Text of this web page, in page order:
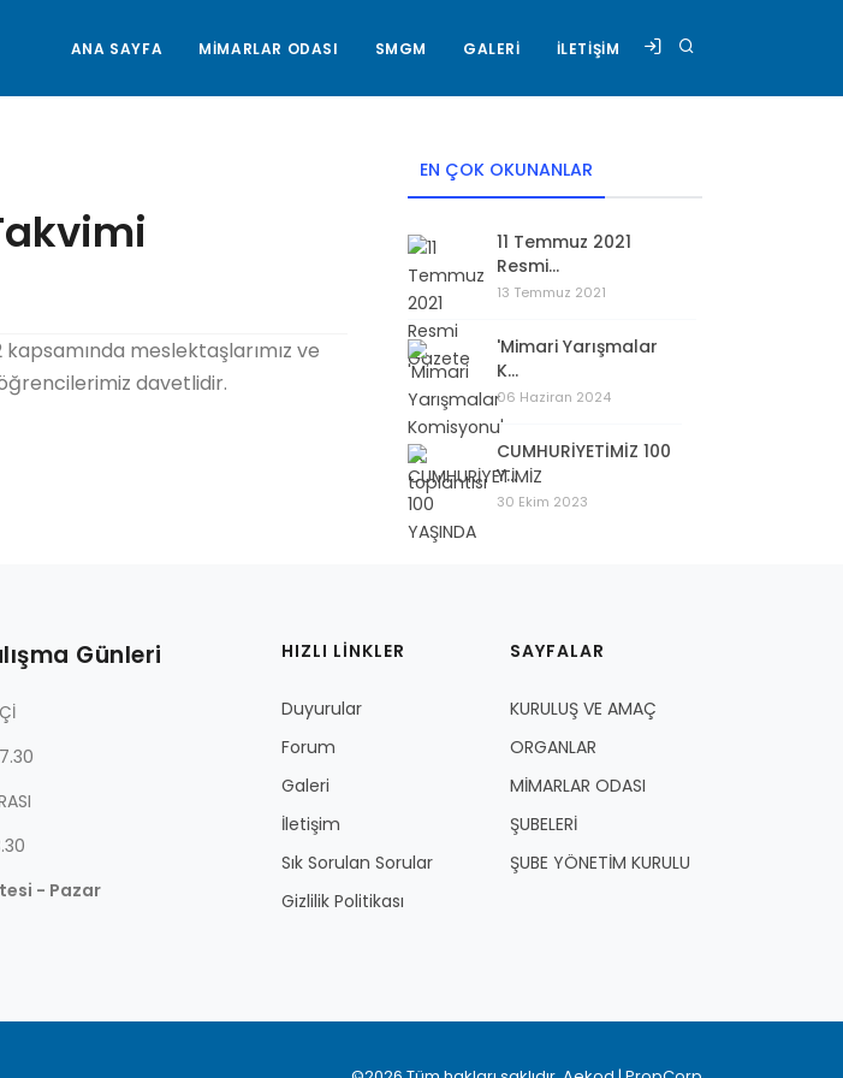
ANA SAYFA MİMARLAR ODASI SMGM GALERİ İLETİŞİM
meslektaşlarımız ve
davetlidir.
EN ÇOK OKUNANLAR
11 Temmuz 2021
Resmi...
13 Temmuz 2021
'Mimari Yarışmalar
K...
06 Haziran 2024
CUMHURİYETİMİZ 100
Y...
30 Ekim 2023
Günleri
- Pazar
HIZLI LİNKLER
Duyurular
Forum
Galeri
İletişim
Sık Sorulan Sorular
Gizlilik Politikası
SAYFALAR
KURULUŞ VE AMAÇ
ORGANLAR
MİMARLAR ODASI
ŞUBELERİ
ŞUBE YÖNETİM KURULU